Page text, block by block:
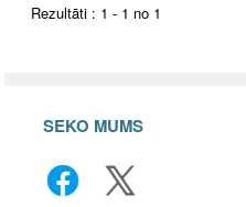
Rezultāti : 1 - 1 no 1
SEKO MUMS